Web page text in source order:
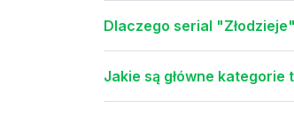
Dlaczego serial
Jakie są główne